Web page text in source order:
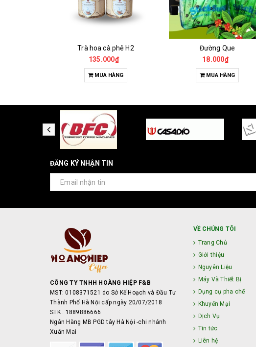
Trà hoa cà phê H2
135.000₫
MUA HÀNG
Đường Que
18.000₫
MUA HÀNG
ĐĂNG KÝ NHẬN TIN
CÔNG TY TNHH HOÀNG HIỆP F&B
MST: 0108371521 do Sở Kế Hoạch và Đầu Tư
Thành Phố Hà Nội cấp ngày 20/07/2018
STK : 1889886666
Ngân Hàng MB PGD tây Hà Nội -chi nhánh
Xuân Mai
VỀ CHÚNG TÔI
Trang Chủ
Giới thiệu
Nguyên Liệu
Máy Và Thiết Bị
Dụng cụ pha chế
Khuyến Mại
Dịch Vụ
Tin tức
Liên hệ